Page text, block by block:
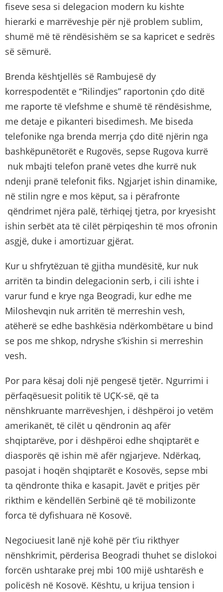
fiseve sesa si delegacion modern ku kishte
hierarki e marrëveshje për një problem sublim,
shumë më të rëndësishëm se sa kapricet e sedrës
së sëmurë.
Brenda kështjellës së Rambujesë dy
korrespodentët e “Rilindjes” raportonin çdo ditë
me raporte të vlefshme e shumë të rëndësishme,
me detaje e pikanteri bisedimesh. Me biseda
telefonike nga brenda merrja çdo ditë njërin nga
bashkëpunëtorët e Rugovës, sepse Rugova kurrë
nuk mbajti telefon pranë vetes dhe kurrë nuk
ndenji pranë telefonit fiks. Ngjarjet ishin dinamike,
në stilin ngre e mos këput, sa i përafronte
qëndrimet njëra palë, tërhiqej tjetra, por kryesisht
ishin serbët ata të cilët përpiqeshin të mos ofronin
asgjë, duke i amortizuar gjërat.
Kur u shfrytëzuan të gjitha mundësitë, kur nuk
arritën ta bindin delegacionin serb, i cili ishte i
varur fund e krye nga Beogradi, kur edhe me
Miloshevqin nuk arritën të merreshin vesh,
atëherë se edhe bashkësia ndërkombëtare u bind
se pos me shkop, ndryshe s’kishin si merreshin
vesh.
Por para kësaj doli një pengesë tjetër. Ngurrimi i
përfaqësuesit politik të UÇK-së, që ta
nënshkruante marrëveshjen, i dëshpëroi jo vetëm
amerikanët, të cilët u qëndronin aq afër
shqiptarëve, por i dëshpëroi edhe shqiptarët e
diasporës që ishin më afër ngjarjeve. Ndërkaq,
pasojat i hoqën shqiptarët e Kosovës, sepse mbi
ta qëndronte thika e kasapit. Javët e pritjes për
rikthim e këndellën Serbinë që të mobilizonte
forca të dyfishuara në Kosovë.
Negociuesit lanë një kohë për t’iu rikthyer
nënshkrimit, përderisa Beogradi thuhet se dislokoi
forcën ushtarake prej mbi 100 mijë ushtarësh e
policësh në Kosovë. Kështu, u krijua tension i